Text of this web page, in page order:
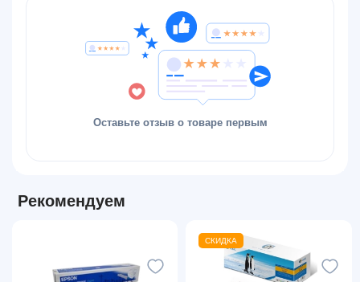
Оставьте отзыв о товаре первым
Рекомендуем
СКИДКА